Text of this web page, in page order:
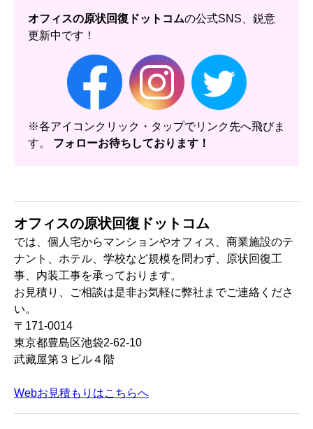
オフィスの原状回復ドットコムの公式SNS、鋭意
更新中です！
※各アイコンクリック・タップでリンク先へ飛びま
す。 フォローお待ちしております！
オフィスの原状回復ドットコム
では、個人宅からマンションやオフィス、商業施設のテ
ナント、ホテル、学校など規模を問わず、原状回復工
事、内装工事を承っております。
お見積り、ご相談は是非お気軽に弊社までご連絡くださ
い。
〒171-0014
東京都豊島区池袋2-62-10
武藏屋第３ビル４階
Webお見積もりはこちらへ